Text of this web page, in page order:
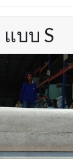
บบ S